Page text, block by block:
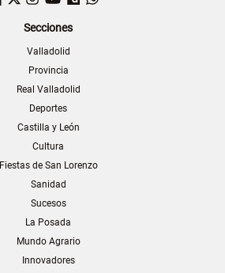
Secciones
Valladolid
Provincia
Real Valladolid
Deportes
Castilla y León
Cultura
Fiestas de San Lorenzo
Sanidad
Sucesos
La Posada
Mundo Agrario
Innovadores